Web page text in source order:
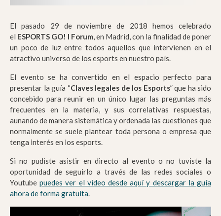
El pasado 29 de noviembre de 2018 hemos celebrado
el ESPORTS GO! I Forum, en Madrid, con la finalidad de poner
un poco de luz entre todos aquellos que intervienen en el
atractivo universo de los esports en nuestro país.
El evento se ha convertido en el espacio perfecto para
presentar la guía “Claves legales de los Esports” que ha sido
concebido para reunir en un único lugar las preguntas más
frecuentes en la materia, y sus correlativas respuestas,
aunando de manera sistemática y ordenada las cuestiones que
normalmente se suele plantear toda persona o empresa que
tenga interés en los esports.
Si no pudiste asistir en directo al evento o no tuviste la
oportunidad de seguirlo a través de las redes sociales o
Youtubepuedes ver el video desde aquí y descargar la guía
ahora de forma gratuita.